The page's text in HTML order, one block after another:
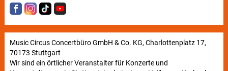
Music Circus Concertbüro GmbH & Co. KG, Charlottenplatz 17,
70173 Stuttgart
Wir sind ein örtlicher Veranstalter für Konzerte und